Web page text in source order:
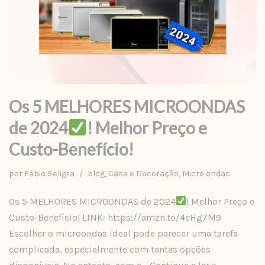
Os 5 MELHORES MICROONDAS
de 2024
! Melhor Preço e
Custo-Benefício!
por Fábio Seligra blog, Casa e Decoração, Micro ondas
Os 5 MELHORES MICROONDAS de 2024
! Melhor Preço e
Custo-Benefício! LINK: https://amzn.to/4eHg7M9
Escolher o microondas ideal pode parecer uma tarefa
complicada, especialmente com tantas opções